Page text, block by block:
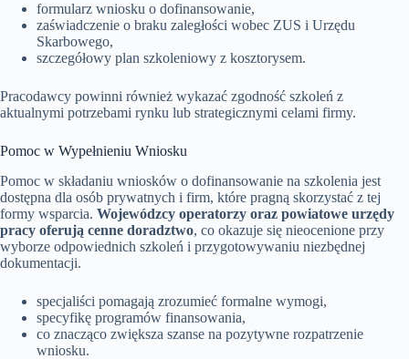
formularz wniosku o dofinansowanie,
zaświadczenie o braku zaległości wobec ZUS i Urzędu
Skarbowego,
szczegółowy plan szkoleniowy z kosztorysem.
Pracodawcy powinni również wykazać zgodność szkoleń z
aktualnymi potrzebami rynku lub strategicznymi celami firmy.
Pomoc w Wypełnieniu Wniosku
Pomoc w składaniu wniosków o dofinansowanie na szkolenia jest
dostępna dla osób prywatnych i firm, które pragną skorzystać z tej
formy wsparcia. Wojewódzcy operatorzy oraz powiatowe urzędy
pracy oferują cenne doradztwo, co okazuje się nieocenione przy
wyborze odpowiednich szkoleń i przygotowywaniu niezbędnej
dokumentacji.
specjaliści pomagają zrozumieć formalne wymogi,
specyfikę programów finansowania,
co znacząco zwiększa szanse na pozytywne rozpatrzenie
wniosku.